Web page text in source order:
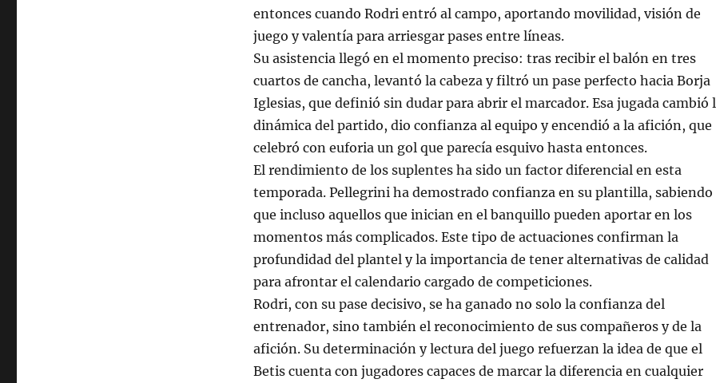
entonces cuando Rodri entró al campo, aportando movilidad, visión de
juego y valentía para arriesgar pases entre líneas.
Su asistencia llegó en el momento preciso: tras recibir el balón en tres
cuartos de cancha, levantó la cabeza y filtró un pase perfecto hacia Borja
Iglesias, que definió sin dudar para abrir el marcador. Esa jugada cambió
dinámica del partido, dio confianza al equipo y encendió a la afición, que
celebró con euforia un gol que parecía esquivo hasta entonces.
El rendimiento de los suplentes ha sido un factor diferencial en esta
temporada. Pellegrini ha demostrado confianza en su plantilla, sabiendo
que incluso aquellos que inician en el banquillo pueden aportar en los
momentos más complicados. Este tipo de actuaciones confirman la
profundidad del plantel y la importancia de tener alternativas de calidad
para afrontar el calendario cargado de competiciones.
Rodri, con su pase decisivo, se ha ganado no solo la confianza del
entrenador, sino también el reconocimiento de sus compañeros y de la
afición. Su determinación y lectura del juego refuerzan la idea de que el
Betis cuenta con jugadores capaces de marcar la diferencia en cualquier